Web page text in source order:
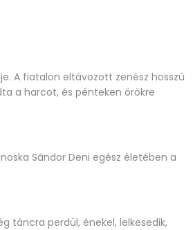
A fiatalon eltávozott zenész hosszú
a harcot, és pénteken örökre
Sándor Deni egész életében a
táncra perdül, énekel, lelkesedik,